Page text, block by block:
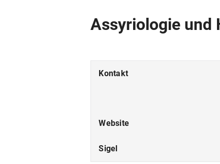
Assyriologie und
Kontakt
Website
Sigel